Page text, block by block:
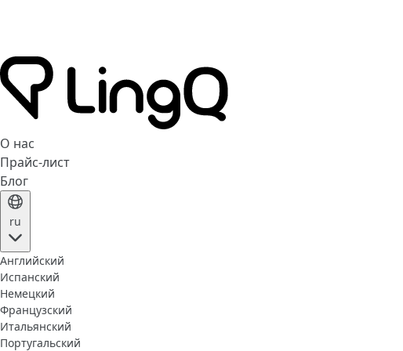
О нас
Прайс-лист
Блог
ru
Английский
Испанский
Немецкий
Французский
Итальянский
Португальский